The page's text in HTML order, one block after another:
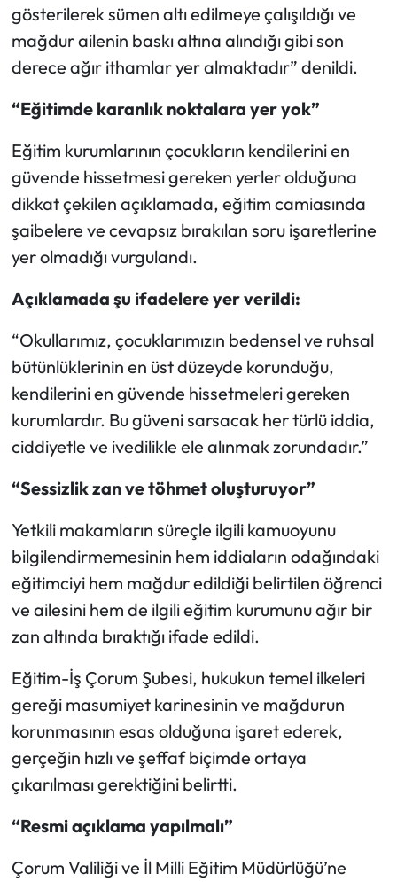
gösterilerek sümen altı edilmeye çalışıldığı ve
mağdur ailenin baskı altına alındığı gibi son
derece ağır ithamlar yer almaktadır” denildi.
“Eğitimde karanlık noktalara yer yok”
Eğitim kurumlarının çocukların kendilerini en
güvende hissetmesi gereken yerler olduğuna
dikkat çekilen açıklamada, eğitim camiasında
şaibelere ve cevapsız bırakılan soru işaretlerine
yer olmadığı vurgulandı.
Açıklamada şu ifadelere yer verildi:
“Okullarımız, çocuklarımızın bedensel ve ruhsal
bütünlüklerinin en üst düzeyde korunduğu,
kendilerini en güvende hissetmeleri gereken
kurumlardır. Bu güveni sarsacak her türlü iddia,
ciddiyetle ve ivedilikle ele alınmak zorundadır.”
“Sessizlik zan ve töhmet oluşturuyor”
Yetkili makamların süreçle ilgili kamuoyunu
bilgilendirmemesinin hem iddiaların odağındaki
eğitimciyi hem mağdur edildiği belirtilen öğrenci
ve ailesini hem de ilgili eğitim kurumunu ağır bir
zan altında bıraktığı ifade edildi.
Eğitim-İş Çorum Şubesi, hukukun temel ilkeleri
gereği masumiyet karinesinin ve mağdurun
korunmasının esas olduğuna işaret ederek,
gerçeğin hızlı ve şeffaf biçimde ortaya
çıkarılması gerektiğini belirtti.
“Resmi açıklama yapılmalı”
Çorum Valiliği ve İl Milli Eğitim Müdürlüğü’ne
Siyaset
Spor
Sungurlu Haberleri
Turizm
Uğurludağ Haberleri
Yaşam
Yayla Haber
Yemek Tarifleri
Yerel Haberler